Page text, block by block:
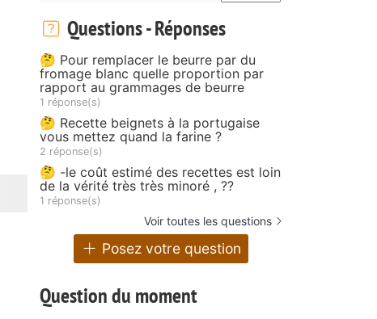
Questions - Réponses
🤔 Pour remplacer le beurre par du
fromage blanc quelle proportion par
rapport au grammages de beurre
1 réponse(s)
🤔 Recette beignets à la portugaise
vous mettez quand la farine ?
2 réponse(s)
🤔 -le coût estimé des recettes est loin
de la vérité très très minoré , ??
1 réponse(s)
Voir toutes les questions
Posez votre question
Question du moment